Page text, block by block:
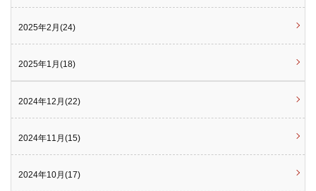
2025年2月(24)
2025年1月(18)
2024年12月(22)
2024年11月(15)
2024年10月(17)